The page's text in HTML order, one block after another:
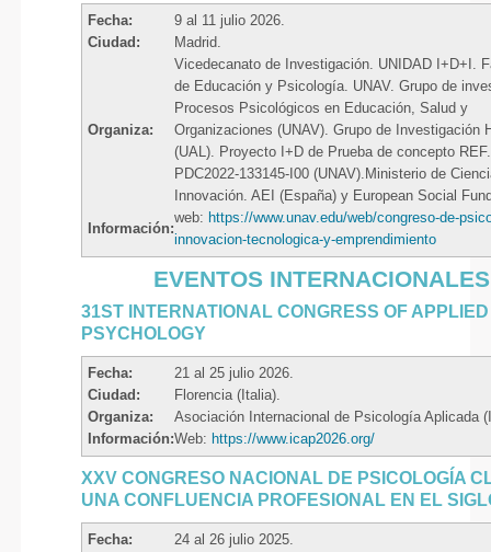
Fecha:
9 al 11 julio 2026.
Ciudad:
Madrid.
Organiza:
Vicedecanato de Investigación. UNIDAD I+D+I.
de Educación y Psicología. UNAV. Grupo de
Procesos Psicológicos en Educación, Salud y
Organizaciones (UNAV). Grupo de Investigación
(UAL). Proyecto I+D de Prueba de concepto REF.
PDC2022-133145-I00 (UNAV).Ministerio de
Innovación. AEI (España) y European Social
Información:
web: https://www.unav.edu/web/congreso-de-
innovacion-tecnologica-y-emprendimiento
EVENTOS INTERNACIONALES
31ST INTERNATIONAL CONGRESS OF APPLIED
PSYCHOLOGY
Fecha:
21 al 25 julio 2026.
Ciudad:
Florencia (Italia).
Organiza:
Asociación Internacional de Psicología Aplicada
Información:Web: https://www.icap2026.org/
XXV CONGRESO NACIONAL DE PSICOLOGÍA
UNA CONFLUENCIA PROFESIONAL EN EL
Fecha:
24 al 26 julio 2025.